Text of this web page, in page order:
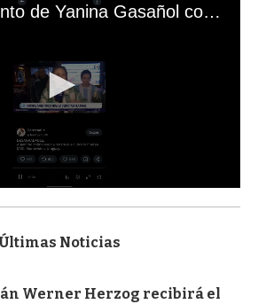
El mal momento de Yanina Gasañol con un hincha argentino en "Subrayado"
Noticias
Werner Herzog recibirá el